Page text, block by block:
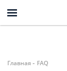
Главная - FAQ